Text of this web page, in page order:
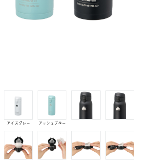
アイスグレー アッシュブルー